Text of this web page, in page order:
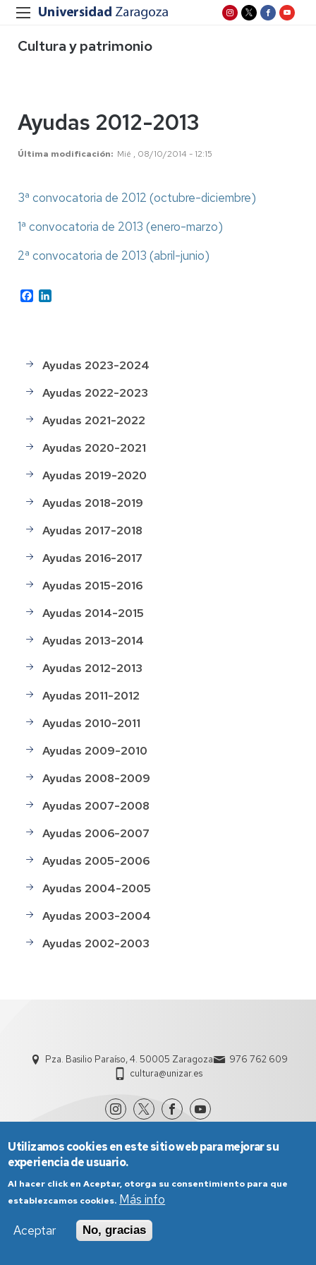
Cultura y patrimonio
Ayudas 2012-2013
Última modificación Mié , 08/10/2014 - 12:15
3ª convocatoria de 2012 (octubre-diciembre)
1ª convocatoria de 2013 (enero-marzo)
2ª convocatoria de 2013 (abril-junio)
Facebook
Menú
Histórico
de
ayudas
Ayudas 2023-2024
Ayudas 2022-2023
Ayudas 2021-2022
Ayudas 2020-2021
Ayudas 2019-2020
Ayudas 2018-2019
Ayudas 2017-2018
Ayudas 2016-2017
Ayudas 2015-2016
Ayudas 2014-2015
Ayudas 2013-2014
Ayudas 2012-2013
Ayudas 2011-2012
Ayudas 2010-2011
Ayudas 2009-2010
Ayudas 2008-2009
Ayudas 2007-2008
Ayudas 2006-2007
Ayudas 2005-2006
Ayudas 2004-2005
Ayudas 2003-2004
Ayudas 2002-2003
Pza. Basilio Paraíso, 4. 50005 Zaragoza
976 762 609
cultura@unizar.es
Política de Privacidad
Utilizamos cookies en este sitio web para mejorar su
experiencia de usuario.
Al hacer click en Aceptar, otorga su consentimiento para que
establezcamos cookies. Más info
Aceptar
No, gracias